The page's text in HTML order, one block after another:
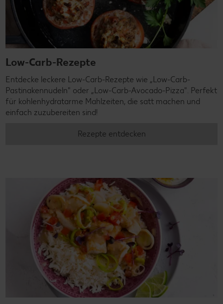
Low-Carb-Rezepte
Entdecke leckere Low-Carb-Rezepte wie „Low-Carb-
Pastinakennudeln" oder „Low-Carb-Avocado-Pizza". Perfekt
für kohlenhydratarme Mahlzeiten, die satt machen und
einfach zuzubereiten sind!
Rezepte entdecken